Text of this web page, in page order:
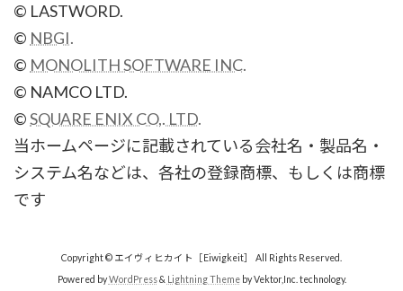
© LASTWORD.
© NBGI.
© MONOLITH SOFTWARE INC.
© NAMCO LTD.
©SQUARE ENIX CO,. LTD.
当ホームページに記載されている会社名・製品名・
システム名などは、各社の登録商標、もしくは商標
です
Copyright © エイヴィヒカイト［Eiwigkeit］ All Rights Reserved.
Powered byWordPress& Lightning Themeby Vektor,Inc. technology.